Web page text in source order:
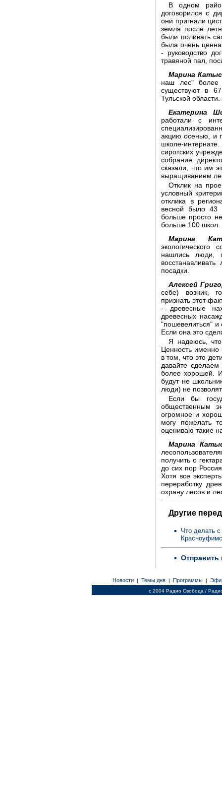
В одном
договорился с
они пригнали
земля после
были поливать
была очень
- руководство
травяной пал,
Марина
наш лес" более
существуют в
Тульской области.
Екатерина
работали с
акцию осенью, и
школе-
сиротских
собрание
сказали, что им
выращиванием
Отклик на
условный
отклика в
весной было 43
больше просто
больше 100 школ.
Марина
нашлись люди,
посадки.
Алексей
себе) возник,
признать этот
- древесные
древесных
"пошевелиться" и
Если она это
Я надеюсь,
Ценность именно
в том, что это
давайте
более хорошей.
будут не
люди) не
Если бы
общественным
огромное и
могу пожелать
оцениваю такие
Марина
получить с
до сих пор
Хотя все
переработку
охрану лесов и
Другие
Что делать с
Отправить
Новости | Темы дня | Программы |
c 2004 Радио Свобода /